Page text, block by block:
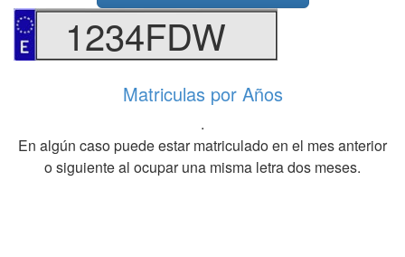
1234FDW
Matriculas por Años
.
En algún caso puede estar matriculado en el mes anterior
o siguiente al ocupar una misma letra dos meses.